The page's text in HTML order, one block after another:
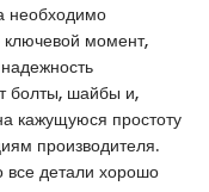
необходимо
ключевой момент,
болты, шайбы и,
кажущуюся простоту
производителя.
все детали хорошо